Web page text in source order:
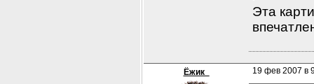
Эта
Ёжик_ 19 фев 2007 в